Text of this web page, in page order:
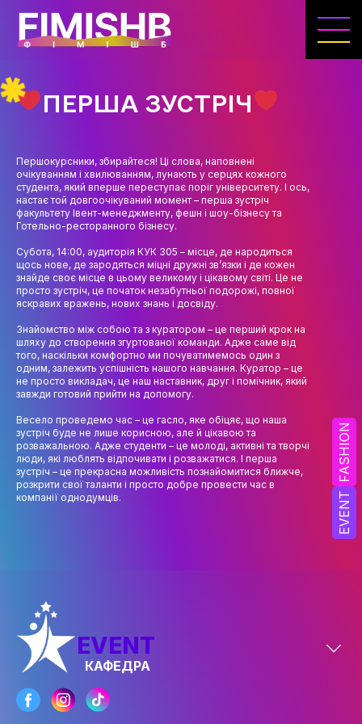
EVENT
FASHION
ГОЛОВНА
ІНДУСТРІЇ ДОЗВІЛЛЯ
ОСВІТНЯ ДІЯЛЬНІСТЬ
ОСВІТНІ ПРОГРАМИ
ПРАКТИКА
СИЛАБУСИ
НАУКА
НАПРЯМИ ДОСЛІДЖЕНЬ
НАУК.РОБОТА СТУДЕНТІВ
ВИДАВНИЧА ДІЯЛЬНІСТЬ
КОНФЕРЕНЦІЇ, СЕМІНАРИ
ПІДВИЩЕННЯ КВАЛІФІКАЦІЇ
ЯКІСТЬ ОСВІТИ
КАФЕДРА ФЕШН ТА ШОУ-БІЗНЕСУ
МЕТА, ЗАВДАННЯ ТА ІСТОРІЯ КАФЕДРИ
ВИКЛАДАЦЬКИЙ СКЛАД
ПЕРША ЗУСТРІЧ
Першокурсники, збирайтеся! Ці слова, наповнені
очікуванням і хвилюванням, лунають у серцях кожного
студента, який вперше переступає поріг університету. І ось,
настає той довгоочікуваний момент – перша зустріч
факультету Івент-менеджменту, фешн і шоу-бізнесу та
Готельно-ресторанного бізнесу.
Субота, 14:00, аудиторія КУК 305 – місце, де народиться
щось нове, де зародяться міцні дружні зв’язки і де кожен
знайде своє місце в цьому великому і цікавому світі. Це не
просто зустріч, це початок незабутньої подорожі, повної
яскравих вражень, нових знань і досвіду.
Знайомство між собою та з куратором – це перший крок на
шляху до створення згуртованої команди. Адже саме від
того, наскільки комфортно ми почуватимемось один з
одним, залежить успішність нашого навчання. Куратор – це
не просто викладач, це наш наставник, друг і помічник, який
завжди готовий прийти на допомогу.
Весело проведемо час – це гасло, яке обіцяє, що наша
зустріч буде не лише корисною, але й цікавою та
розважальною. Адже студенти – це молоді, активні та творчі
люди, які люблять відпочивати і розважатися. І перша
зустріч – це прекрасна можливість познайомитися ближче,
розкрити свої таланти і просто добре провести час в
компанії однодумців.
EVENT
КАФЕДРА